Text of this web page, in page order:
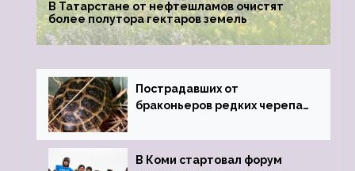
В Татарстане от нефтешламов очистят
более полутора гектаров земель
Пострадавших от
браконьеров редких черепах
зоопарк
В Коми стартовал форум